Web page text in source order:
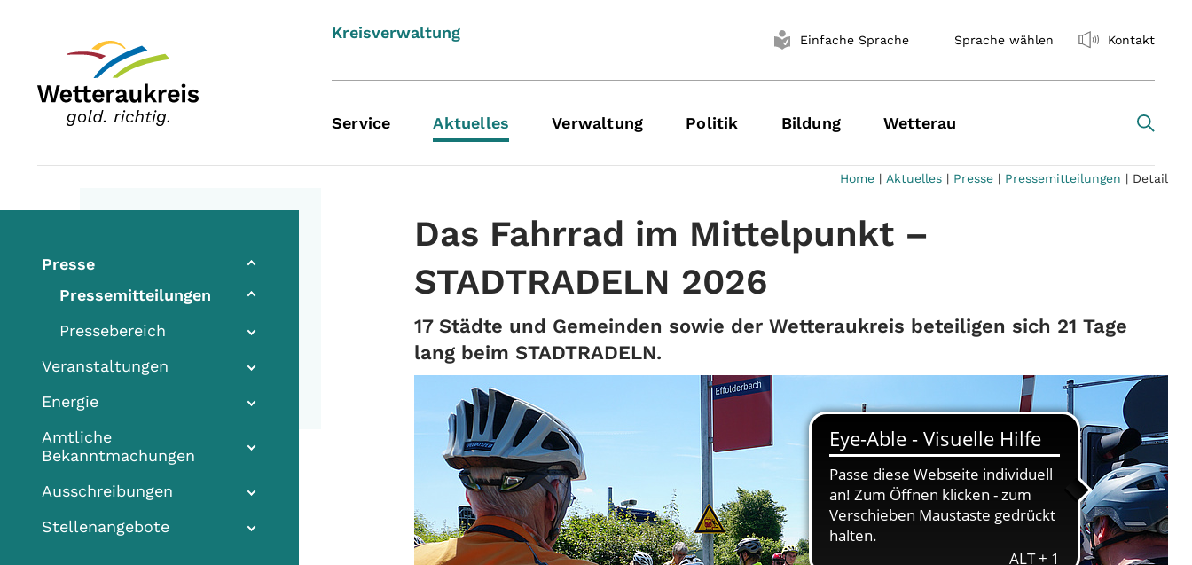
Kreisverwaltung Einfache Sprache Sprache wählen Kontakt
Service Aktuelles Verwaltung Politik Bildung Wetterau
Presse
Pressemitteilungen
Pressebereich
Veranstaltungen
Energie
Amtliche
Bekanntmachungen
Ausschreibungen
Stellenangebote
Home| Aktuelles| Presse| Pressemitteilungen | Detail
Das Fahrrad im Mittelpunkt –
STADTRADELN 2026
17 Städte und Gemeinden sowie der Wetteraukreis beteiligen sich 21 Tage
lang beim STADTRADELN.